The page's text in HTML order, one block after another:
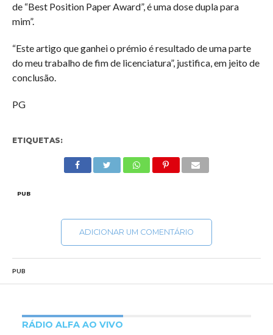
de “Best Position Paper Award”, é uma dose dupla para
mim”.
“Este artigo que ganhei o prémio é resultado de uma parte
do meu trabalho de fim de licenciatura”, justifica, em jeito de
conclusão.
PG
ETIQUETAS:
PUB
ADICIONAR UM COMENTÁRIO
PUB
RÁDIO ALFA AO VIVO